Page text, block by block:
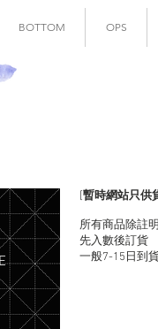
[暫時網站只供
所有商品除註
先入數後訂貨
一般7-15日到
BOTTOM OPS